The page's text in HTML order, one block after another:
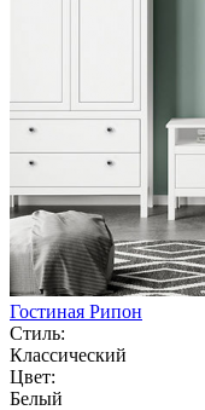
Гостиная Рипон
Стиль:
Классический
Цвет:
Белый